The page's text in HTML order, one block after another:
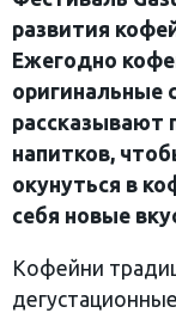
развития
Ежегодно
оригинальные
рассказывают
напитков,
окунуться в
себя новые
Кофейни